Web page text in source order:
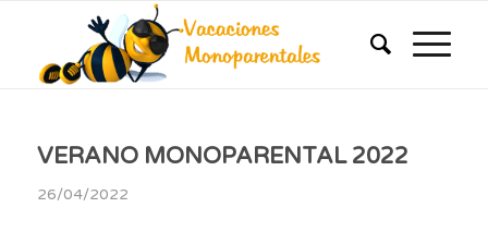
VERANO MONOPARENTAL 2022
26/04/2022